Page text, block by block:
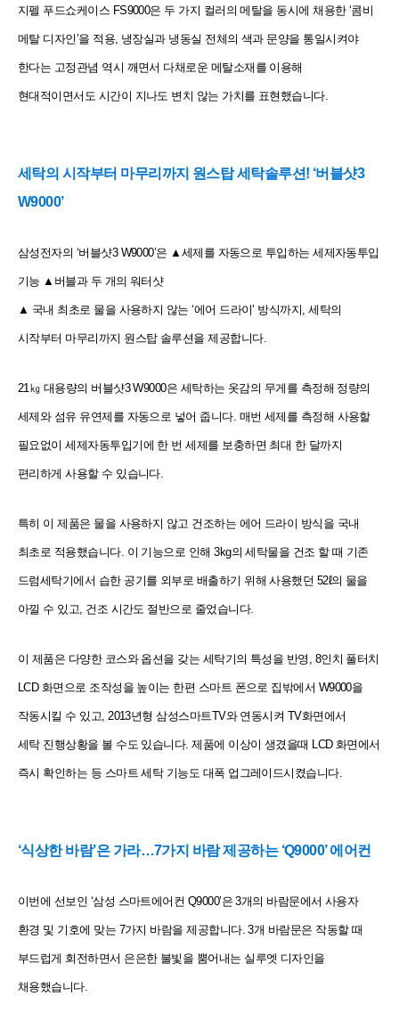
지펠 푸드쇼케이스 FS9000은 두 가지 컬러의 메탈을 동시에 채용한 ‘콤비
메탈 디자인’을 적용, 냉장실과 냉동실 전체의 색과 문양을 통일시켜야
한다는 고정관념 역시 깨면서 다채로운 메탈소재를 이용해
현대적이면서도 시간이 지나도 변치 않는 가치를 표현했습니다.
세탁의 시작부터 마무리까지 원스탑 세탁솔루션! ‘버블샷3
W9000’
삼성전자의 ‘버블샷3 W9000’은 ▲세제를 자동으로 투입하는 세제자동투입
기능 ▲버블과 두 개의 워터샷
▲ 국내 최초로 물을 사용하지 않는 ‘에어 드라이’ 방식까지, 세탁의
시작부터 마무리까지 원스탑 솔루션을 제공합니다.
21㎏ 대용량의 버블샷3 W9000은 세탁하는 옷감의 무게를 측정해 정량의
세제와 섬유 유연제를 자동으로 넣어 줍니다. 매번 세제를 측정해 사용할
필요없이 세제자동투입기에 한 번 세제를 보충하면 최대 한 달까지
편리하게 사용할 수 있습니다.
특히 이 제품은 물을 사용하지 않고 건조하는 에어 드라이 방식을 국내
최초로 적용했습니다. 이 기능으로 인해 3kg의 세탁물을 건조 할 때 기존
드럼세탁기에서 습한 공기를 외부로 배출하기 위해 사용했던 52ℓ의 물을
아낄 수 있고, 건조 시간도 절반으로 줄었습니다.
이 제품은 다양한 코스와 옵션을 갖는 세탁기의 특성을 반영, 8인치 풀터치
LCD 화면으로 조작성을 높이는 한편 스마트 폰으로 집밖에서 W9000을
작동시킬 수 있고, 2013년형 삼성스마트TV와 연동시켜 TV화면에서
세탁 진행상황을 볼 수도 있습니다. 제품에 이상이 생겼을때 LCD 화면에서
즉시 확인하는 등 스마트 세탁 기능도 대폭 업그레이드시켰습니다.
‘식상한 바람’은 가라…7가지 바람 제공하는 ‘Q9000’ 에어컨
이번에 선보인 ‘삼성 스마트에어컨 Q9000’은 3개의 바람문에서 사용자
환경 및 기호에 맞는 7가지 바람을 제공합니다. 3개 바람문은 작동할 때
부드럽게 회전하면서 은은한 불빛을 뿜어내는 실루엣 디자인을
채용했습니다.